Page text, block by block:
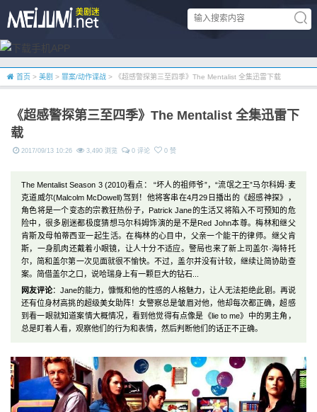
首页 > 美剧 > 罪案/动作谍战 > 《超感警探第三至四季》The Mentalist 全集迅雷下载
《超感警探第三至四季》The Mentalist 全集迅雷下
载
2017/09/13 10:26 3,490 浏览 0 评论 0 赞
The Mentalist Season 3 (2010)看点： “坏人的祖师爷”，“流氓之王”马尔科姆·麦
克道威尔(Malcolm McDowell)驾到！他将客串在4月29日播出的《超感神探》，
角色将是一个变态的宗教狂热份子，Patrick Jane的生活又将陷入不可预知的危
险中，很多剧迷都极度猜想马尔科姆饰演的是不是Red John本尊。梅林和继父
肯斯及母帕蒂西亚一起生活。在梅林的心目中，父亲一个能干的律师。继父肯
斯，一身肌肉还戴着小眼镜，让人十分不适应。警局也来了新上司盖尔·海特托
尔，简和盖尔第一次见面就很不愉快。不过，盖尔并没有计较，继续让简协助查
案。简借盖尔之口，说哈瑞身上有一颗巨大的钻石...
网友评论：Jane的能力，慷慨和他的性感的人格魅力，让人无法拒绝此剧。再说
还有位身材高挑的超级美女助阵！女警察总是皱眉对他，他却每次都正确，超感
到看一眼就知道案情大概情况，看到他觉得有点像是《lie to me》中的男主角，
总是盯着人看，观察他们的行为和表情，然后判断他们的话正不正确。